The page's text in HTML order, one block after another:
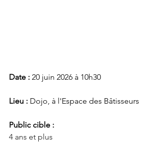
Date : 20 juin 2026 à 10h30
Lieu : Dojo, à l'Espace des Bâtisseurs
Public cible :
4 ans et plus